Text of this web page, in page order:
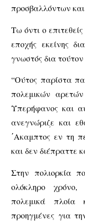
προσβαλλόντων
Τω όντι ο
εποχής εκείνης
γνωστός δια
“Ούτος παρίστα
πολεμικών
Υπερήφανος και
ανεγνώριζε και
΄Ακαμπτος εν τη
και δεν διέπραττε
Στην πολιορκία
ολόκληρο χρόνο,
πολεμικά
προηγμένες για